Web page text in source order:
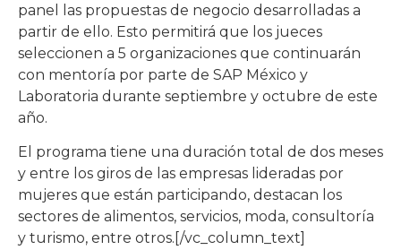
panel las propuestas de negocio desarrolladas a
partir de ello. Esto permitirá que los jueces
seleccionen a 5 organizaciones que continuarán
con mentoría por parte de SAP México y
Laboratoria durante septiembre y octubre de este
año.
El programa tiene una duración total de dos meses
y entre los giros de las empresas lideradas por
mujeres que están participando, destacan los
sectores de alimentos, servicios, moda, consultoría
y turismo, entre otros.[/vc_column_text]